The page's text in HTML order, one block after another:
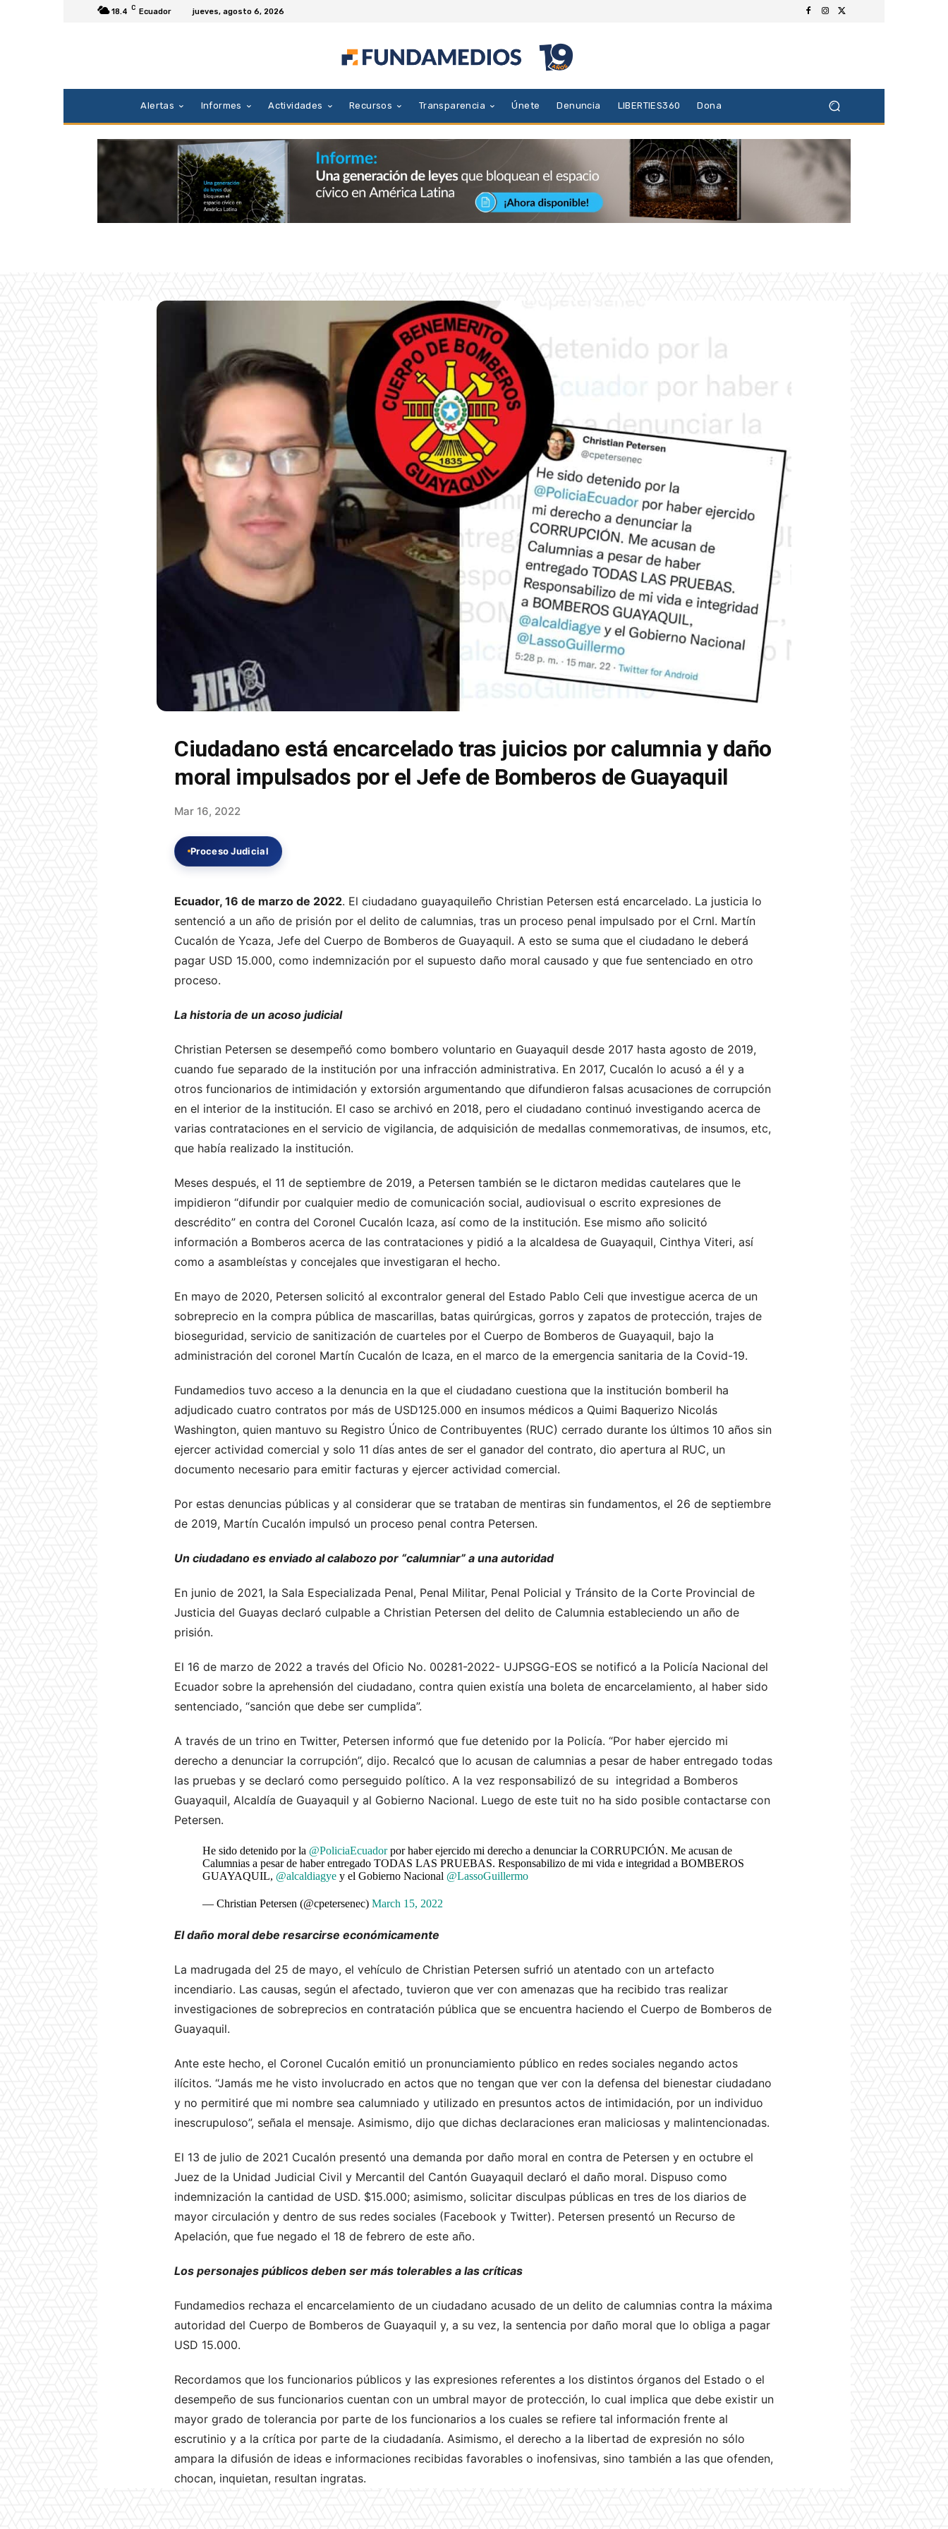
18.4 C Ecuador jueves, agosto 6, 2026
Alertas Informes Actividades Recursos Transparencia Únete Denuncia LIBERTIES360 Dona
Ciudadano está encarcelado tras juicios por calumnia y daño
moral impulsados por el Jefe de Bomberos de Guayaquil
Mar 16, 2022
Proceso Judicial
Ecuador, 16 de marzo de 2022. El ciudadano guayaquileño Christian Petersen está encarcelado. La justicia lo
sentenció a un año de prisión por el delito de calumnias, tras un proceso penal impulsado por el Crnl. Martín
Cucalón de Ycaza, Jefe del Cuerpo de Bomberos de Guayaquil. A esto se suma que el ciudadano le deberá
pagar USD 15.000, como indemnización por el supuesto daño moral causado y que fue sentenciado en otro
proceso.
La historia de un acoso judicial
Christian Petersen se desempeñó como bombero voluntario en Guayaquil desde 2017 hasta agosto de 2019,
cuando fue separado de la institución por una infracción administrativa. En 2017, Cucalón lo acusó a él y a
otros funcionarios de intimidación y extorsión argumentando que difundieron falsas acusaciones de corrupción
en el interior de la institución. El caso se archivó en 2018, pero el ciudadano continuó investigando acerca de
varias contrataciones en el servicio de vigilancia, de adquisición de medallas conmemorativas, de insumos, etc,
que había realizado la institución.
Meses después, el 11 de septiembre de 2019, a Petersen también se le dictaron medidas cautelares que le
impidieron “difundir por cualquier medio de comunicación social, audiovisual o escrito expresiones de
descrédito” en contra del Coronel Cucalón Icaza, así como de la institución. Ese mismo año solicitó
información a Bomberos acerca de las contrataciones y pidió a la alcaldesa de Guayaquil, Cinthya Viteri, así
como a asambleístas y concejales que investigaran el hecho.
En mayo de 2020, Petersen solicitó al excontralor general del Estado Pablo Celi que investigue acerca de un
sobreprecio en la compra pública de mascarillas, batas quirúrgicas, gorros y zapatos de protección, trajes de
bioseguridad, servicio de sanitización de cuarteles por el Cuerpo de Bomberos de Guayaquil, bajo la
administración del coronel Martín Cucalón de Icaza, en el marco de la emergencia sanitaria de la Covid-19.
Fundamedios tuvo acceso a la denuncia en la que el ciudadano cuestiona que la institución bomberil ha
adjudicado cuatro contratos por más de USD125.000 en insumos médicos a Quimi Baquerizo Nicolás
Washington, quien mantuvo su Registro Único de Contribuyentes (RUC) cerrado durante los últimos 10 años sin
ejercer actividad comercial y solo 11 días antes de ser el ganador del contrato, dio apertura al RUC, un
documento necesario para emitir facturas y ejercer actividad comercial.
Por estas denuncias públicas y al considerar que se trataban de mentiras sin fundamentos, el 26 de septiembre
de 2019, Martín Cucalón impulsó un proceso penal contra Petersen.
Un ciudadano es enviado al calabozo por “calumniar” a una autoridad
En junio de 2021, la Sala Especializada Penal, Penal Militar, Penal Policial y Tránsito de la Corte Provincial de
Justicia del Guayas declaró culpable a Christian Petersen del delito de Calumnia estableciendo un año de
prisión.
El 16 de marzo de 2022 a través del Oficio No. 00281-2022- UJPSGG-EOS se notificó a la Policía Nacional del
Ecuador sobre la aprehensión del ciudadano, contra quien existía una boleta de encarcelamiento, al haber sido
sentenciado, “sanción que debe ser cumplida”.
A través de un trino en Twitter, Petersen informó que fue detenido por la Policía. “Por haber ejercido mi
derecho a denunciar la corrupción”, dijo. Recalcó que lo acusan de calumnias a pesar de haber entregado todas
las pruebas y se declaró como perseguido político. A la vez responsabilizó de su integridad a Bomberos
Guayaquil, Alcaldía de Guayaquil y al Gobierno Nacional. Luego de este tuit no ha sido posible contactarse con
Petersen.
He sido detenido por la @PoliciaEcuadorpor haber ejercido mi derecho a denunciar la CORRUPCIÓN. Me acusan de
Calumnias a pesar de haber entregado TODAS LAS PRUEBAS. Responsabilizo de mi vida e integridad a BOMBEROS
GUAYAQUIL, @alcaldiagye y el Gobierno Nacional @LassoGuillermo
— Christian Petersen (@cpetersenec) March 15, 2022
El daño moral debe resarcirse económicamente
La madrugada del 25 de mayo, el vehículo de Christian Petersen sufrió un atentado con un artefacto
incendiario. Las causas, según el afectado, tuvieron que ver con amenazas que ha recibido tras realizar
investigaciones de sobreprecios en contratación pública que se encuentra haciendo el Cuerpo de Bomberos de
Guayaquil.
Ante este hecho, el Coronel Cucalón emitió un pronunciamiento público en redes sociales negando actos
ilícitos. “Jamás me he visto involucrado en actos que no tengan que ver con la defensa del bienestar ciudadano
y no permitiré que mi nombre sea calumniado y utilizado en presuntos actos de intimidación, por un individuo
inescrupuloso”, señala el mensaje. Asimismo, dijo que dichas declaraciones eran maliciosas y malintencionadas.
El 13 de julio de 2021 Cucalón presentó una demanda por daño moral en contra de Petersen y en octubre el
Juez de la Unidad Judicial Civil y Mercantil del Cantón Guayaquil declaró el daño moral. Dispuso como
indemnización la cantidad de USD. $15.000; asimismo, solicitar disculpas públicas en tres de los diarios de
mayor circulación y dentro de sus redes sociales (Facebook y Twitter). Petersen presentó un Recurso de
Apelación, que fue negado el 18 de febrero de este año.
Los personajes públicos deben ser más tolerables a las críticas
Fundamedios rechaza el encarcelamiento de un ciudadano acusado de un delito de calumnias contra la máxima
autoridad del Cuerpo de Bomberos de Guayaquil y, a su vez, la sentencia por daño moral que lo obliga a pagar
USD 15.000.
Recordamos que los funcionarios públicos y las expresiones referentes a los distintos órganos del Estado o el
desempeño de sus funcionarios cuentan con un umbral mayor de protección, lo cual implica que debe existir un
mayor grado de tolerancia por parte de los funcionarios a los cuales se refiere tal información frente al
escrutinio y a la crítica por parte de la ciudadanía. Asimismo, el derecho a la libertad de expresión no sólo
ampara la difusión de ideas e informaciones recibidas favorables o inofensivas, sino también a las que ofenden,
chocan, inquietan, resultan ingratas.